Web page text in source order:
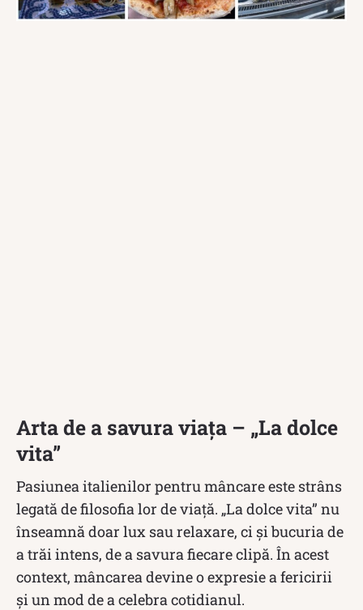
Arta de a savura viața – „La dolce
vita”
Pasiunea italienilor pentru mâncare este strâns
legată de filosofia lor de viață. „La dolce vita” nu
înseamnă doar lux sau relaxare, ci și bucuria de
a trăi intens, de a savura fiecare clipă. În acest
context, mâncarea devine o expresie a fericirii
și un mod de a celebra cotidianul.